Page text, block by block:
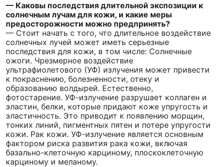
— Каковы последствия длительной экспозиции к
солнечным лучам для кожи, и какие меры
предосторожности можно предпринять?
— Стоит начать с того, что длительное воздействие
солнечных лучей может иметь серьезные
последствия для кожи, в том числе: Солнечные
ожоги. Чрезмерное воздействие
ультрафиолетового (УФ) излучения может привести
к покраснению, болезненности, отеку и
образованию волдырей. Естественно,
фотостарение. УФ-излучение разрушает коллаген и
эластин, белки, которые придают коже упругость и
эластичность. Это приводит к появлению морщин,
тонких линий, пигментных пятен и потере упругости
кожи. Рак кожи. УФ-излучение является основным
фактором риска развития рака кожи, включая
базально-клеточную карциному, плоскоклеточную
карциному и меланому.